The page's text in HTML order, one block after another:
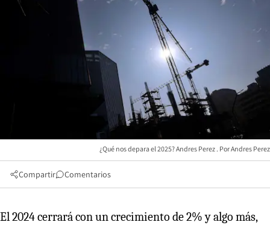
¿Qué nos depara el 2025? Andres Perez Andres Perez
Compartir Comentarios
El 2024 cerrará con un crecimiento de 2% y algo más,